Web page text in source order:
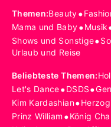
Themen:Beauty•
Mama und Baby•Musik
Shows und Sonstige•
Urlaub und Reise
Beliebteste Themen:
Let's Dance•DSDS•
Kim Kardashian•
Prinz William •König